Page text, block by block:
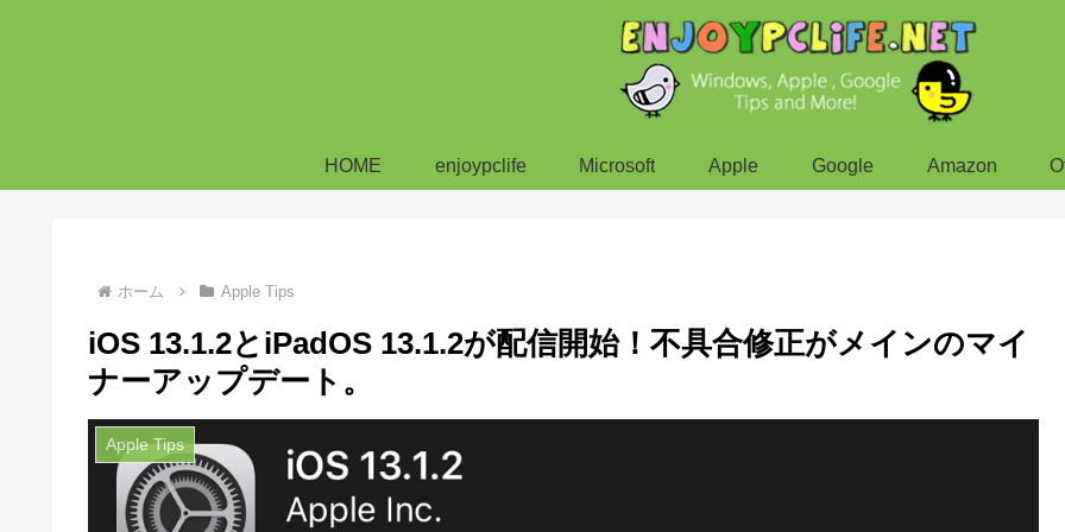
HOME enjoypclife Microsoft Apple Google Amazon
ホーム Apple Tips
iOS 13.1.2とiPadOS 13.1.2が配信開始！不具合修正がメインのマイ
ナーアップデート。
Apple Tips